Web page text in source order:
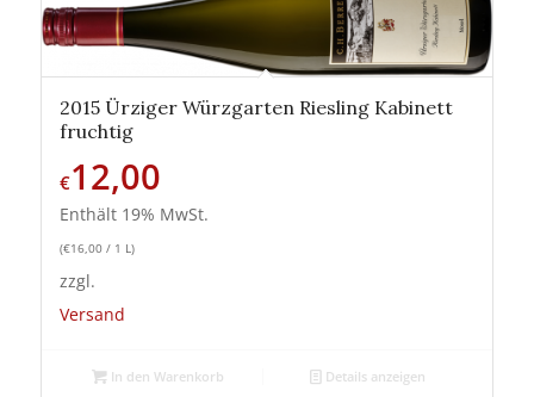
2015 Ürziger Würzgarten Riesling Kabinett
fruchtig
€12,00
Enthält 19% MwSt.
(€16,00/ 1 L)
zzgl.
Versand
In den Warenkorb Details anzeigen